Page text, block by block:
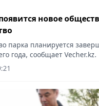
новое
парка планируется
года, сообщает Vecher.kz.